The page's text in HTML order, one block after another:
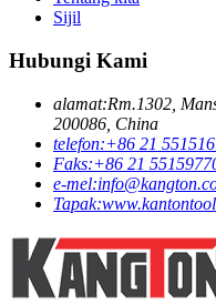
Sijil
Hubungi Kami
alamat:Rm.1302,
200086, China
telefon:+86 21
Faks:+86 21
e-mel:
Tapak: